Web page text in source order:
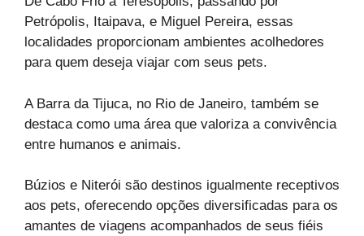
Petrópolis, Itaipava, e Miguel Pereira, essas
localidades proporcionam ambientes acolhedores
para quem deseja viajar com seus pets.
A Barra da Tijuca, no Rio de Janeiro, também se
destaca como uma área que valoriza a convivência
entre humanos e animais.
Búzios e Niterói são destinos igualmente receptivos
aos pets, oferecendo opções diversificadas para os
amantes de viagens acompanhados de seus fiéis